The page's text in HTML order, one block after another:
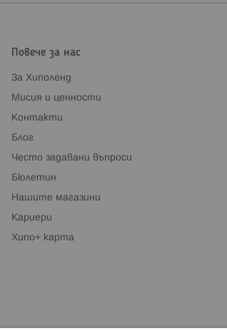
Повече за нас
За Хиполенд
Мисия и ценности
Контакти
Блог
Често задавани въпроси
Бюлетин
Нашите магазини
Кариери
Хипо+ карта